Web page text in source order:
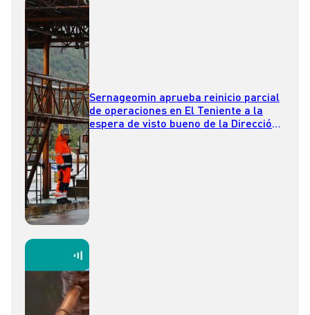
Sernageomin aprueba reinicio parcial
de operaciones en El Teniente a la
espera de visto bueno de la Dirección